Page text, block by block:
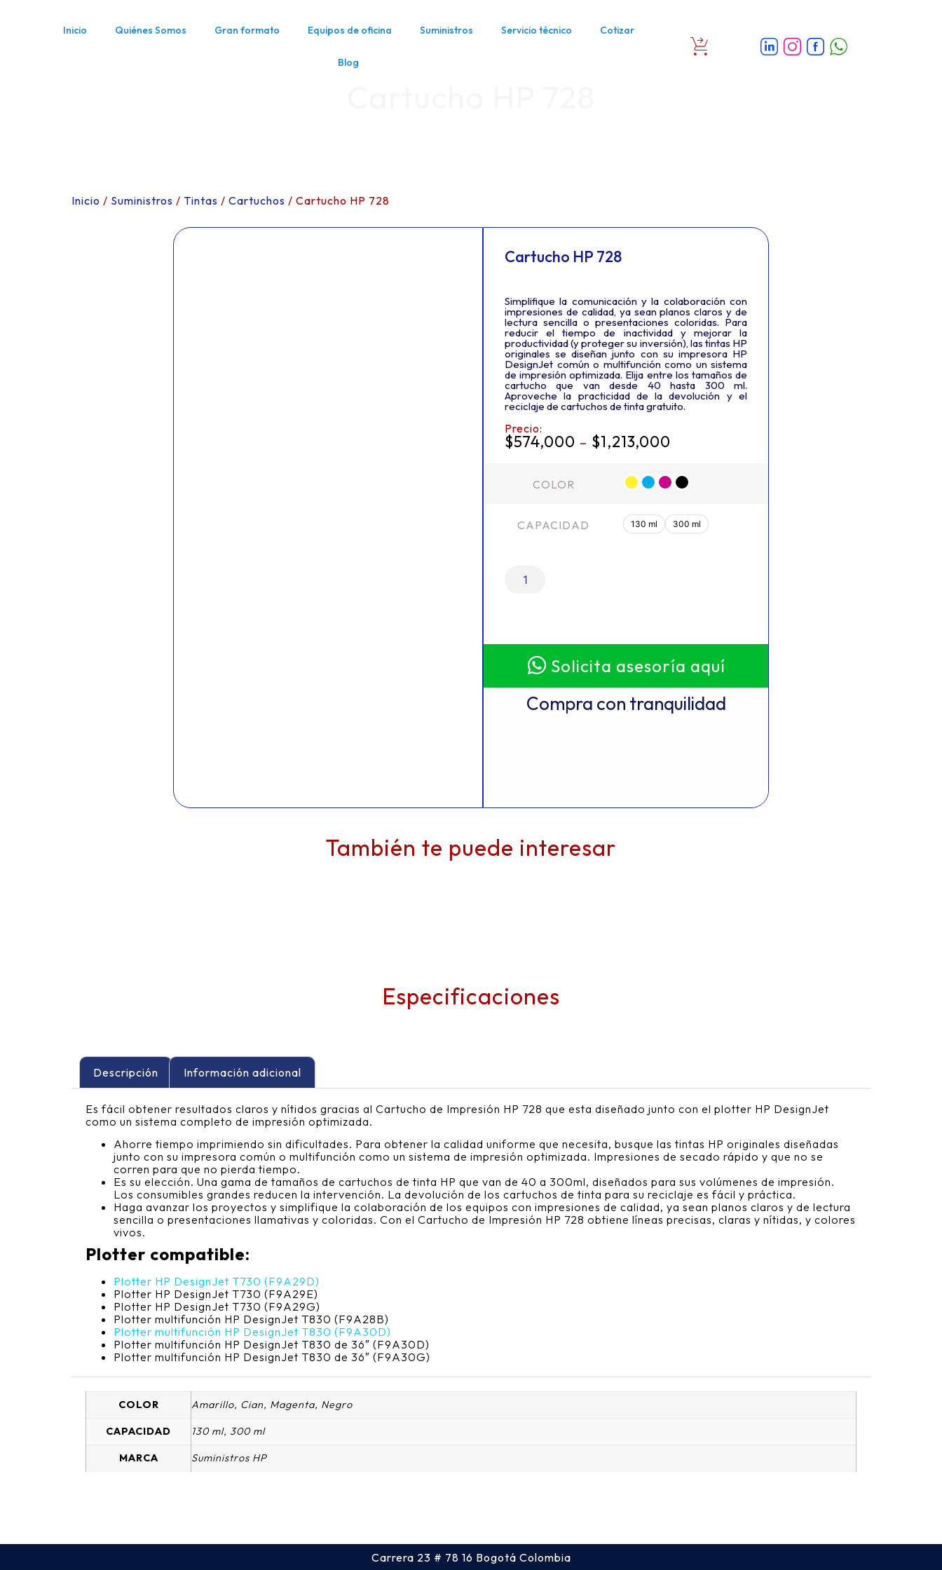
Inicio Quiénes Somos Gran formato Equipos de oficina Suministros Servicio técnico Cotizar
Blog
Inicio / Suministros / Tintas / Cartuchos / Cartucho HP 728
Cartucho HP 728
Simplifique la comunicación y la colaboración con
impresiones de calidad, ya sean planos claros y de
lectura sencilla o presentaciones coloridas. Para
reducir el tiempo de inactividad y mejorar la
productividad (y proteger su inversión), las tintas HP
originales se diseñan junto con su impresora HP
DesignJet común o multifunción como un sistema
de impresión optimizada. Elija entre los tamaños de
cartucho que van desde 40 hasta 300 ml.
Aproveche la practicidad de la devolución y el
reciclaje de cartuchos de tinta gratuito.
Precio:
$574,000 – $1,213,000
COLOR
CAPACIDAD 130 ml 300 ml
Solicita asesoría aquí
Compra con tranquilidad
También te puede interesar
Especificaciones
Descripción Información adicional
Es fácil obtener resultados claros y nítidos gracias al Cartucho de Impresión HP 728 que esta diseñado junto con el plotter HP DesignJet
como un sistema completo de impresión optimizada.
Ahorre tiempo imprimiendo sin dificultades. Para obtener la calidad uniforme que necesita, busque las tintas HP originales diseñadas
junto con su impresora común o multifunción como un sistema de impresión optimizada. Impresiones de secado rápido y que no se
corren para que no pierda tiempo.
Es su elección. Una gama de tamaños de cartuchos de tinta HP que van de 40 a 300ml, diseñados para sus volúmenes de impresión.
Los consumibles grandes reducen la intervención. La devolución de los cartuchos de tinta para su reciclaje es fácil y práctica.
Haga avanzar los proyectos y simplifique la colaboración de los equipos con impresiones de calidad, ya sean planos claros y de lectura
sencilla o presentaciones llamativas y coloridas. Con el Cartucho de Impresión HP 728 obtiene líneas precisas, claras y nítidas, y colores
vivos.
Plotter compatible:
Plotter HP DesignJet T730 (F9A29D)
Plotter HP DesignJet T730 (F9A29E)
Plotter HP DesignJet T730 (F9A29G)
Plotter multifunción HP DesignJet T830 (F9A28B)
Plotter multifunción HP DesignJet T830 (F9A30D)
Plotter multifunción HP DesignJet T830 de 36″ (F9A30D)
Plotter multifunción HP DesignJet T830 de 36″ (F9A30G)
COLOR Amarillo, Cian, Magenta, Negro
CAPACIDAD 130 ml, 300 ml
MARCA Suministros HP
Carrera 23 # 78 16 Bogotá Colombia